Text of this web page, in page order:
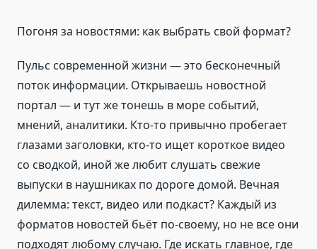
Погоня за новостями: как выбрать свой формат?
Пульс современной жизни — это бесконечный
поток информации. Открываешь новостной
портал — и тут же тонешь в море событий,
мнений, аналитики. Кто-то привычно пробегает
глазами заголовки, кто-то ищет короткое видео
со сводкой, иной же любит слушать свежие
выпуски в наушниках по дороге домой. Вечная
дилемма: текст, видео или подкаст? Каждый из
форматов новостей бьёт по-своему, но не все они
подходят любому случаю. Где искать главное, где